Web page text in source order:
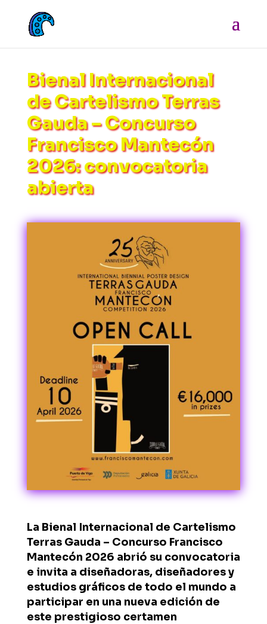
Bienal Internacional
de Cartelismo Terras
Gauda – Concurso
Francisco Mantecón
2026: convocatoria
abierta
La Bienal Internacional de Cartelismo
Terras Gauda – Concurso Francisco
Mantecón 2026 abrió su convocatoria
e invita a diseñadoras, diseñadores y
estudios gráficos de todo el mundo a
participar en una nueva edición de
este prestigioso certamen